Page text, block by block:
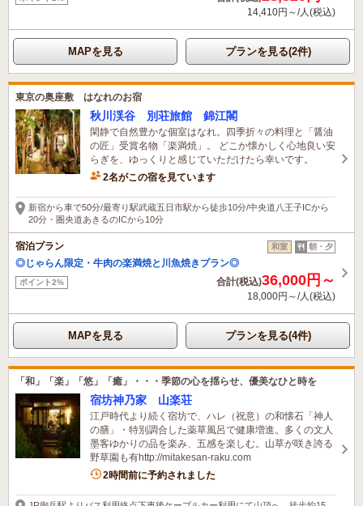
14,410円～/人(税込)
MAPを見る プランを見る(2件)
東京の奥座敷 はなれのお宿
秋川渓谷 別荘旅館 錦江閣
閑静で自然豊かな個室はなれ。四季折々の料理と「醤油
の匠」受賞名物「楽満焼」。 どこか懐かしく心地良い安
らぎを、ゆっくりと感じていただけたら幸いです。
2名がこの宿を見ています
新宿から車で50分/最寄り駅武蔵五日市駅から徒歩10分/中央道八王子ICから
20分・圏央道あきるのICから10分
宿泊プラン 和室 朝・夕
◎じゃらん限定・牛肉の楽満焼と川魚焼きプラン◎
ポイント2% 合計(税込)36,000円～
18,000円～/人(税込)
MAPを見る プランを見る(4件)
「和」「楽」「悠」「癒」・・・季節の心を揺らせ、優美なひと時を
宿坊神乃家 山楽荘
江戸時代より続く宿坊で、ハレ（祝意）の和懐石「神人
の膳」・特別調合した薬草風呂で健康増進。多くの文人
墨客ゆかりの品を楽み、五感を楽しむ。山草が咲き誇る
野草園も有http://mitakesan-raku.com
2時間前に予約されました